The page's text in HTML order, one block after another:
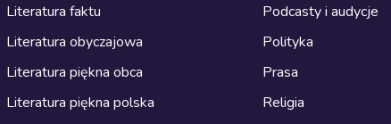
Literatura faktu
Literatura obyczajowa
Literatura piękna obca
Literatura piękna polska
Podcasty i audycje
Polityka
Prasa
Religia